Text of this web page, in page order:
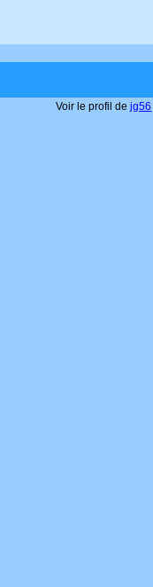
Voir le profil dejg56